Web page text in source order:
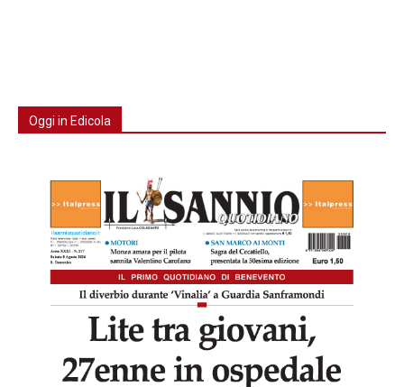
Oggi in Edicola